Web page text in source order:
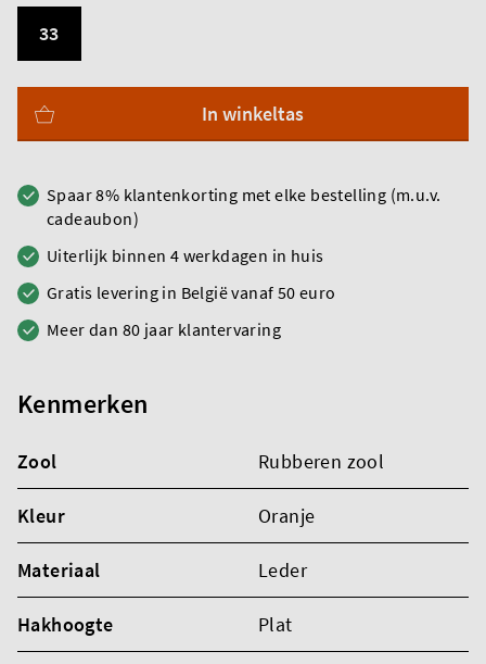
33
In winkeltas
Spaar 8% klantenkorting met elke bestelling (m.u.v.
cadeaubon)
Uiterlijk binnen 4 werkdagen in huis
Gratis levering in België vanaf 50 euro
Meer dan 80 jaar klantervaring
Kenmerken
Zool Rubberen zool
Kleur Oranje
Materiaal Leder
Hakhoogte Plat